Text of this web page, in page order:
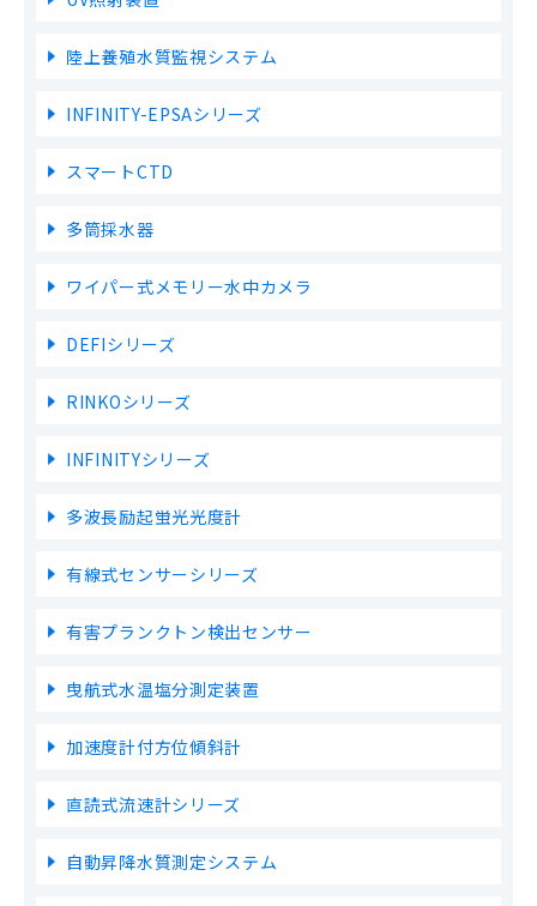
陸上養殖水質監視システム
INFINITY-EPSAシリーズ
スマートCTD
多筒採水器
ワイパー式メモリー水中カメラ
DEFIシリーズ
RINKOシリーズ
INFINITYシリーズ
多波長励起蛍光光度計
有線式センサーシリーズ
有害プランクトン検出センサー
曳航式水温塩分測定装置
加速度計付方位傾斜計
直読式流速計シリーズ
自動昇降水質測定システム